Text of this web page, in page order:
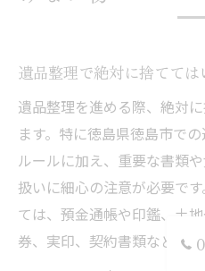
遺品整理で絶対に捨てては
遺品整理を進める際、絶対
ます。特に徳島県徳島市で
ルールに加え、重要な書類
扱いに細心の注意が必要です
ては、預金通帳や印鑑、土
券、実印、契約書類などの